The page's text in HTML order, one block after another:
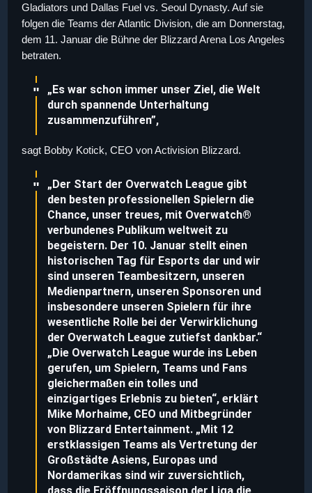
Gladiators und Dallas Fuel vs. Seoul Dynasty. Auf sie
folgen die Teams der Atlantic Division, die am Donnerstag,
dem 11. Januar die Bühne der Blizzard Arena Los Angeles
betraten.
„Es war schon immer unser Ziel, die Welt
durch spannende Unterhaltung
zusammenzuführen”,
sagt Bobby Kotick, CEO von Activision Blizzard.
„Der Start der Overwatch League gibt
den besten professionellen Spielern die
Chance, unser treues, mit Overwatch®
verbundenes Publikum weltweit zu
begeistern. Der 10. Januar stellt einen
historischen Tag für Esports dar und wir
sind unseren Teambesitzern, unseren
Medienpartnern, unseren Sponsoren und
insbesondere unseren Spielern für ihre
wesentliche Rolle bei der Verwirklichung
der Overwatch League zutiefst dankbar.“
„Die Overwatch League wurde ins Leben
gerufen, um Spielern, Teams und Fans
gleichermaßen ein tolles und
einzigartiges Erlebnis zu bieten“, erklärt
Mike Morhaime, CEO und Mitbegründer
von Blizzard Entertainment. „Mit 12
erstklassigen Teams als Vertretung der
Großstädte Asiens, Europas und
Nordamerikas sind wir zuversichtlich,
dass die Eröffnungssaison der Liga die